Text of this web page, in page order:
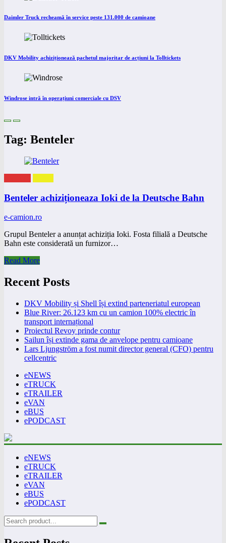
Daimler Truck recheamă în service peste 131.000 de camioane
DKV Mobility achiziționează pachetul majoritar de acțiuni la Tolltickets
Windrose intră în operațiuni comerciale cu DSV
Tag: Benteler
Benteler achiziționeaza Ioki de la Deutsche Bahn
e-camion.ro
Grupul Benteler a anunțat achiziția Ioki. Fosta filială a Deutsche
Bahn este considerată un furnizor…
Read More
Recent Posts
DKV Mobility și Shell își extind parteneriatul european
Blue River: 26.123 km cu un camion 100% electric în
transport internațional
Proiectul Revoy prinde contur
Sailun își extinde gama de anvelope pentru camioane
Lars Ljungström a fost numit director general (CFO) pentru
cellcentric
eNEWS
eTRUCK
eTRAILER
eVAN
eBUS
ePODCAST
eNEWS
eTRUCK
eTRAILER
eVAN
eBUS
ePODCAST